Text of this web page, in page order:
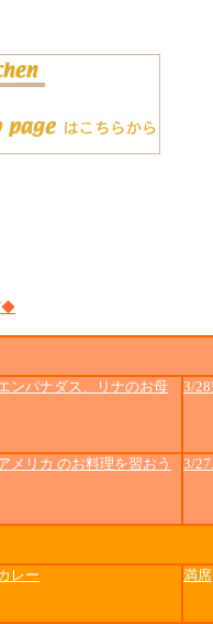
◆
ンパナダス、リナのお母
3/
メリカ のお料理を習おう 3/
レー
満席